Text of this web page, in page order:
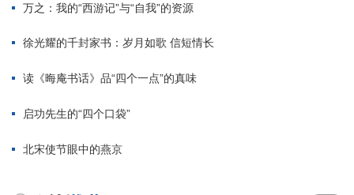
万之：我的“西游记”与“自我”的资源
徐光耀的千封家书：岁月如歌 信短情长
读《晦庵书话》品“四个一点”的真味
启功先生的“四个口袋”
北宋使节眼中的燕京